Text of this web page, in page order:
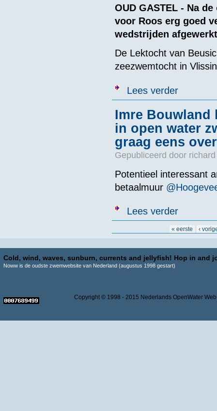
OUD GASTEL - Na
voor Roos erg goed
wedstrijden
De Lektocht van
zeezwemtocht in
Lees verderover
Imre Bouwland
in open water
graag eens
Gepubliceerd door
Potentieel interessant
betaalmuur
Lees verderover Imre
« eerste ‹
Cold, wind, waves, sunburn, currents and jellyfish! Hop in and
Noww is de oudste zwemwebsite van Nederland (augustus 1998 gestart)
Copyright © 1998 - 2015 Nederlands OpenWater